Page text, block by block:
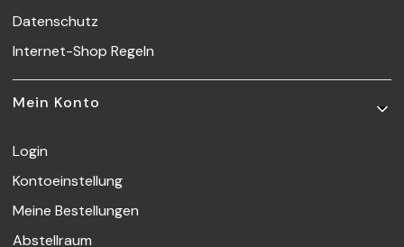
Datenschutz
Internet-Shop Regeln
Mein Konto
Login
Kontoeinstellung
Meine Bestellungen
Abstellraum